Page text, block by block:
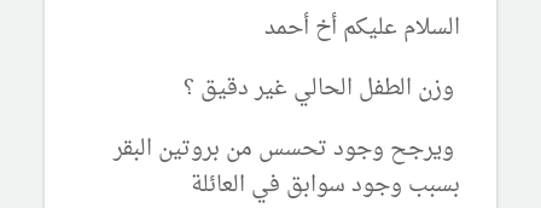
السلام عليكم أخ أحمد
وزن الطفل الحالي غير دقيق ؟
ويرجح وجود تحسس من بروتين البقر
بسبب وجود سوابق في العائلة